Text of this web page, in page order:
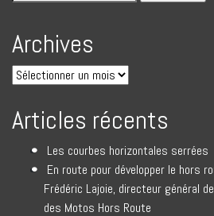
Archives
Articles récents
Les courbes horizontales serrées
En route pour développer le hors
Frédéric Lajoie, directeur général
des Motos Hors Route